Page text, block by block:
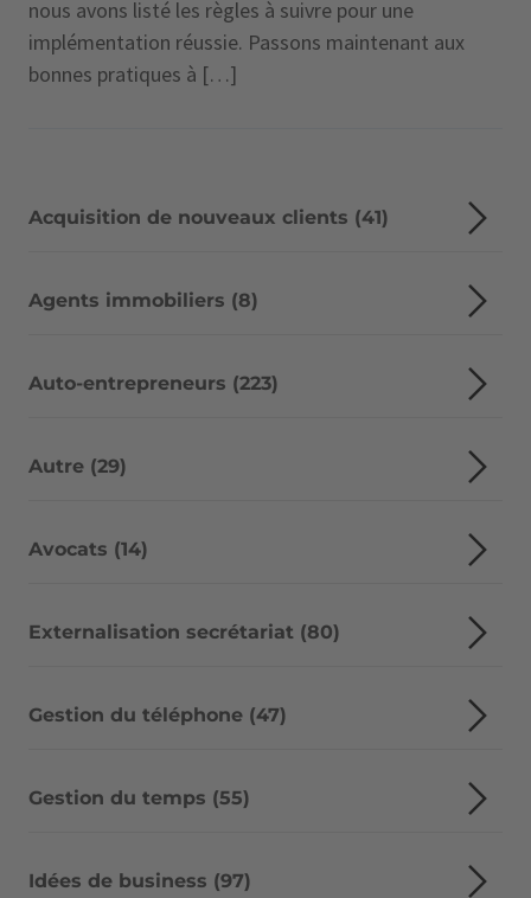
nous avons listé les règles à suivre pour une
implémentation réussie. Passons maintenant aux
bonnes pratiques à […]
Acquisition de nouveaux clients (41)
Agents immobiliers (8)
Auto-entrepreneurs (223)
Autre (29)
Avocats (14)
Externalisation secrétariat (80)
Gestion du téléphone (47)
Gestion du temps (55)
Idées de business (97)